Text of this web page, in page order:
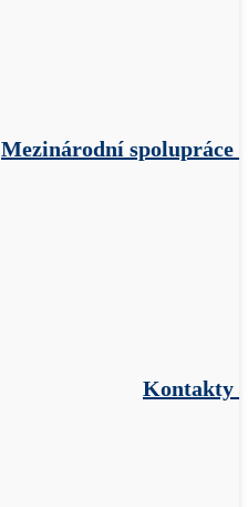
Mezinárodní spolupráce
Kontakty